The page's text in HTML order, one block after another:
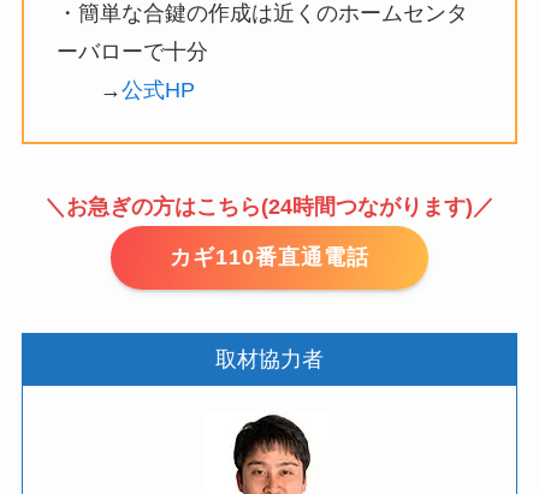
・簡単な合鍵の作成は近くのホームセンタ
ーバローで十分
→公式HP
＼お急ぎの方はこちら(24時間つながります)／
カギ110番直通電話
取材協力者